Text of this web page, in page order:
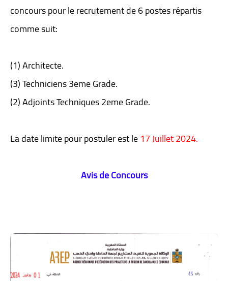
concours pour le recrutement de 6 postes répartis
comme suit:
(1) Architecte.
(3) Techniciens 3eme Grade.
(2) Adjoints Techniques 2eme Grade.
La date limite pour postuler est le17 Juillet 2024.
Avis de Concours